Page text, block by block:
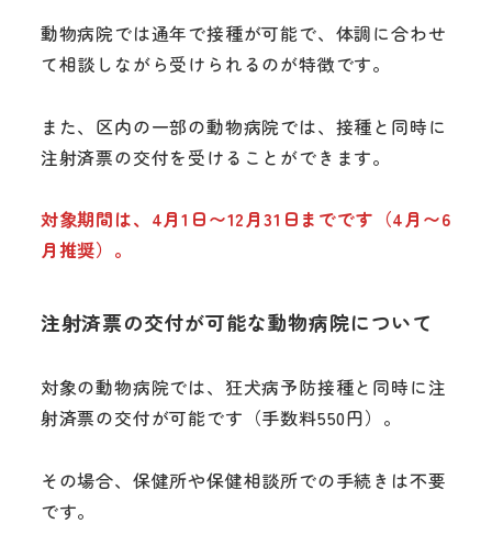
動物病院では通年で接種が可能で、体調に合わせ
て相談しながら受けられるのが特徴です。
また、区内の一部の動物病院では、接種と同時に
注射済票の交付を受けることができます。
対象期間は、4月1日〜12月31日までです（4月〜6
月推奨）。
注射済票の交付が可能な動物病院について
対象の動物病院では、狂犬病予防接種と同時に注
射済票の交付が可能です（手数料550円）。
その場合、保健所や保健相談所での手続きは不要
です。